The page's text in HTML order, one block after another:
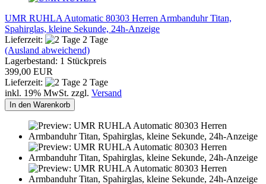
UMR RUHLA Automatic 80303 Herren Armbanduhr Titan,
Spahirglas, kleine Sekunde, 24h-Anzeige
Lieferzeit:
2 Tage
(Ausland abweichend)
Lagerbestand: 1 Stückpreis
399,00 EUR
Lieferzeit:
2 Tage
inkl. 19% MwSt. zzgl. Versand
In den Warenkorb